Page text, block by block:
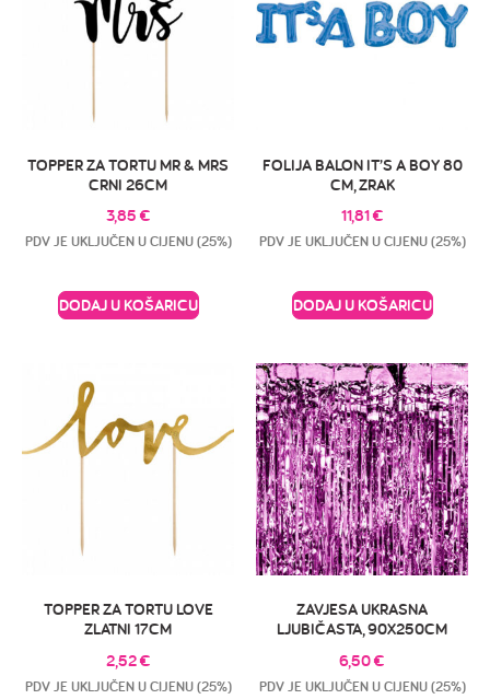
TOPPER ZA TORTU MR & MRS
CRNI 26CM
3,85 €
PDV JE UKLJUČEN U CIJENU (25%)
DODAJ U KOŠARICU
FOLIJA BALON IT’S A BOY 80
CM, ZRAK
11,81€
PDV JE UKLJUČEN U CIJENU (25%)
DODAJ U KOŠARICU
TOPPER ZA TORTU LOVE
ZLATNI 17CM
2,52€
PDV JE UKLJUČEN U CIJENU (25%)
ZAVJESA UKRASNA
LJUBIČASTA, 90X250CM
6,50€
PDV JE UKLJUČEN U CIJENU (25%)